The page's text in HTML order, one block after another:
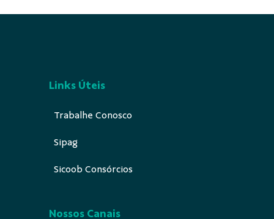
Links Úteis
Trabalhe Conosco
Sipag
Sicoob Consórcios
Nossos Canais